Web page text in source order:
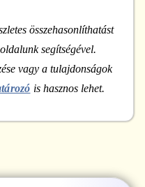
összehasonlíthatást
oldalunk segítségével.
vagy a tulajdonságok
is hasznos lehet.